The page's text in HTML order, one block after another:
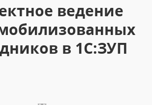
ведение
в 1С:ЗУП